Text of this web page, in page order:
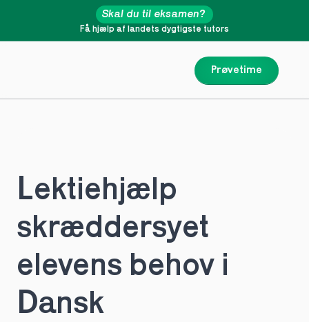
Prøvetime
Få hjælp af landets dygtigste tutors
Skal du til eksamen?
Lektiehjælp
skræddersyet
elevens behov i
Dansk